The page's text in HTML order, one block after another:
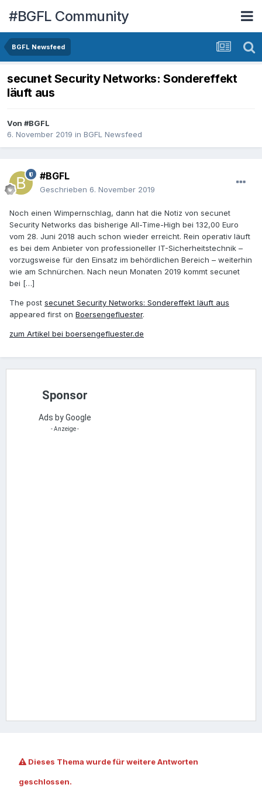
#BGFL Community
BGFL Newsfeed
secunet Security Networks: Sondereffekt
läuft aus
Von #BGFL
6. November 2019 in BGFL Newsfeed
#BGFL
Geschrieben 6. November 2019
Noch einen Wimpernschlag, dann hat die Notiz von secunet
Security Networks das bisherige All-Time-High bei 132,00 Euro
vom 28. Juni 2018 auch schon wieder erreicht. Rein operativ läuft
es bei dem Anbieter von professioneller IT-Sicherheitstechnik –
vorzugsweise für den Einsatz im behördlichen Bereich – weiterhin
wie am Schnürchen. Nach neun Monaten 2019 kommt secunet
bei […]
The post secunet Security Networks: Sondereffekt läuft aus
appeared first on Boersengefluester.
zum Artikel bei boersengefluester.de
Sponsor
Ads by Google
- Anzeige -
Dieses Thema wurde für weitere Antworten
geschlossen.